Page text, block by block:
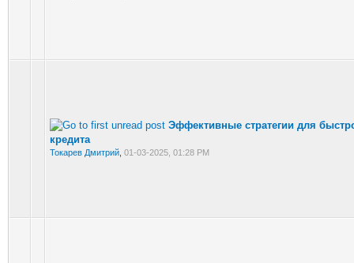
Эффективные стратегии для
кредита
Токарев Дмитрий 01-03-2025, 01:28 PM